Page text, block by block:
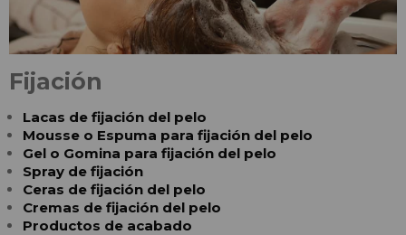
Fijación
Lacas de fijación del pelo
Mousse o Espuma para fijación del pelo
Gel o Gomina para fijación del pelo
Spray de fijación
Ceras de fijación del pelo
Cremas de fijación del pelo
Productos de acabado